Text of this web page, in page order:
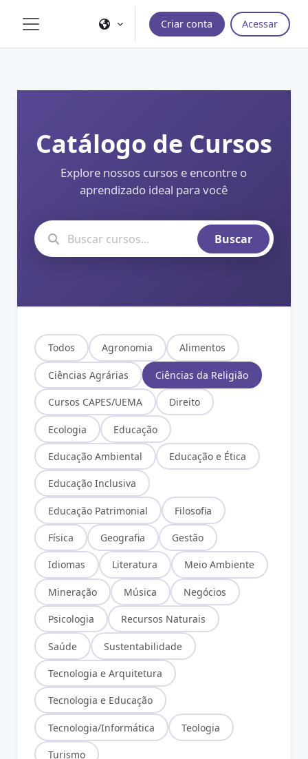
Ir para o conteúdo principal
Criar conta Acessar
Catálogo de Cursos
Explore nossos cursos e encontre o
aprendizado ideal para você
Buscar
Todos Agronomia Alimentos
Ciências Agrárias Ciências da Religião
Cursos CAPES/UEMA Direito
Ecologia Educação
Educação Ambiental Educação e Ética
Educação Inclusiva
Educação Patrimonial Filosofia
Física Geografia Gestão
Idiomas Literatura Meio Ambiente
Mineração Música Negócios
Psicologia Recursos Naturais
Saúde Sustentabilidade
Tecnologia e Arquitetura
Tecnologia e Educação
Tecnologia/Informática Teologia
Turismo